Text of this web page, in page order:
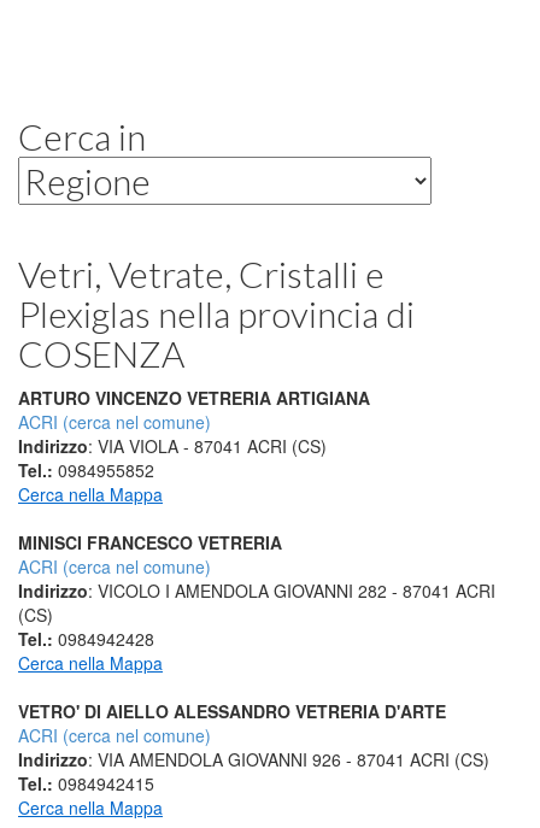
Cerca in
Vetri, Vetrate, Cristalli e
Plexiglas nella provincia di
COSENZA
ARTURO VINCENZO VETRERIA ARTIGIANA
ACRI (cerca nel comune)
Indirizzo: VIA VIOLA - 87041 ACRI (CS)
Tel.: 0984955852
Cerca nella Mappa
MINISCI FRANCESCO VETRERIA
ACRI (cerca nel comune)
Indirizzo: VICOLO I AMENDOLA GIOVANNI 282 - 87041 ACRI
(CS)
Tel.: 0984942428
Cerca nella Mappa
VETRO' DI AIELLO ALESSANDRO VETRERIA D'ARTE
ACRI (cerca nel comune)
Indirizzo: VIA AMENDOLA GIOVANNI 926 - 87041 ACRI (CS)
Tel.: 0984942415
Cerca nella Mappa